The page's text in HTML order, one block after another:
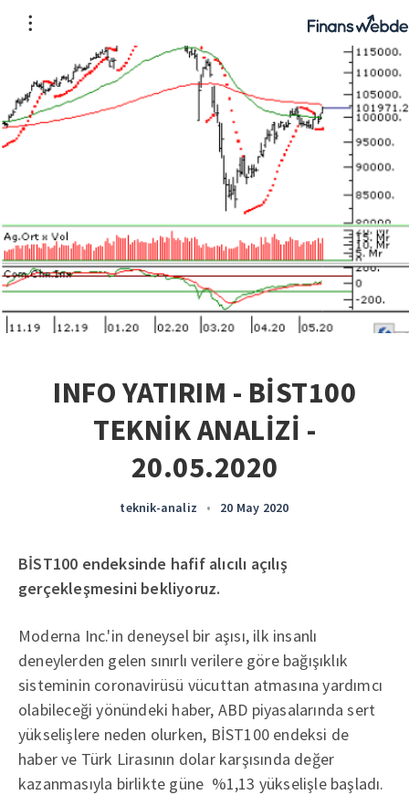
INFO YATIRIM - BİST100
TEKNİK ANALİZİ -
20.05.2020
teknik-analiz • 20 May 2020
BİST100 endeksinde hafif alıcılı açılış
gerçekleşmesini bekliyoruz.
Moderna Inc.'in deneysel bir aşısı, ilk insanlı
deneylerden gelen sınırlı verilere göre bağışıklık
sisteminin coronavirüsü vücuttan atmasına yardımcı
olabileceği yönündeki haber, ABD piyasalarında sert
yükselişlere neden olurken, BİST100 endeksi de
haber ve Türk Lirasının dolar karşısında değer
kazanmasıyla birlikte güne %1,13 yükselişle başladı.